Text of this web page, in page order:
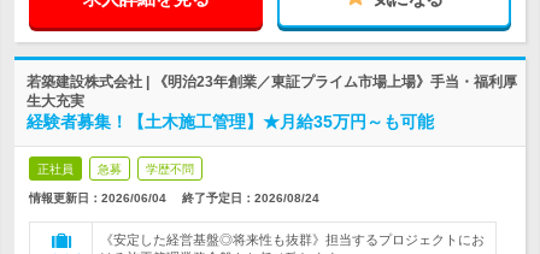
若築建設株式会社 | 《明治23年創業／東証プライム市場上場》手当・福利厚
生大充実
経験者募集！【土木施工管理】★月給35万円～も可能
正社員 急募 学歴不問
情報更新日：2026/06/04 終了予定日： 2026/08/24
《安定した経営基盤◎将来性も抜群》担当するプロジェクトにお